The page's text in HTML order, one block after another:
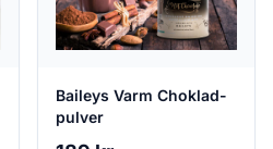
Baileys Varm Choklad-
pulver